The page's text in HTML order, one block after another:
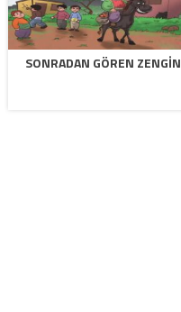
SONRADAN GÖREN ZENGIN